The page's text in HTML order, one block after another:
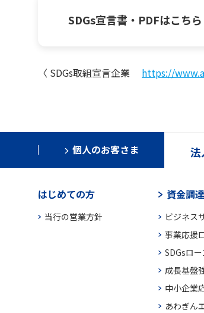
SDGs宣言書・PDFはこちら
〈 SDGs取組宣言企業 https://
個人のお客さま 法
はじめての方
当行の営業方針
資金調達
ビジネス
事業応援
SDGsロー
成長基盤
中小企業
あわぎん